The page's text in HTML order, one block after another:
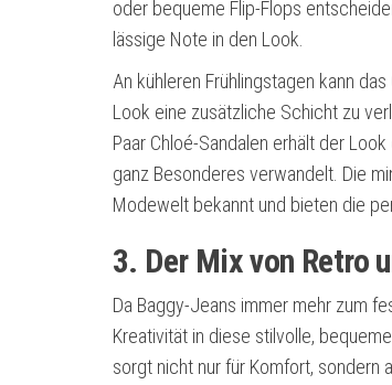
oder bequeme Flip-Flops
lässige Note in den Look.
An kühleren Frühlingstagen kann
Look eine zusätzliche Schicht zu
Paar Chloé-Sandalen erhält der
ganz Besonderes verwandelt. Die
Modewelt bekannt und bieten die
3. Der Mix von Retro
Da Baggy-Jeans immer mehr zum
Kreativität in diese stilvolle,
sorgt nicht nur für Komfort, sondern